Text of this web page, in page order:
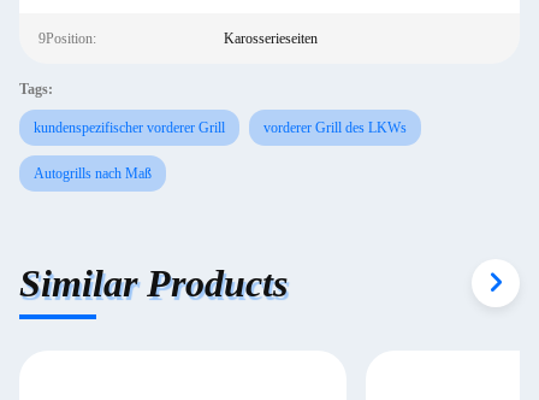
9Position: Karosserieseiten
Tags:
kundenspezifischer vorderer Grill vorderer Grill des LKWs
Autogrills nach Maß
Similar Products